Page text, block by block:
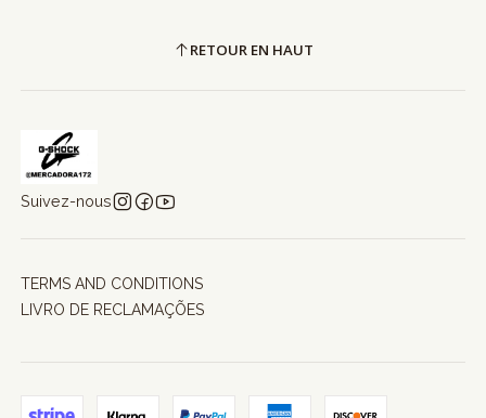
RETOUR EN HAUT
Suivez-nous
TERMS AND CONDITIONS
LIVRO DE RECLAMAÇÕES